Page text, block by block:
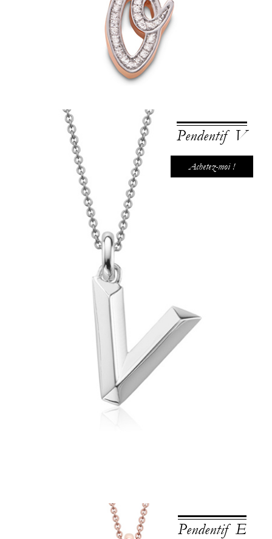
Pendentif V
Achetez-moi !
Pendentif E